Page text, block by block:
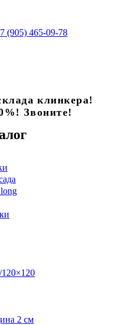
(905) 465-09-78
клинкера!
Звоните!
2 см